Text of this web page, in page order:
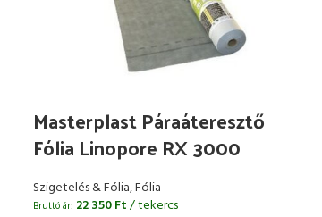
Masterplast Páraáteresztő
Fólia Linopore RX 3000
Szigetelés & Fólia,Fólia
Bruttó ár: 22 350Ft/ tekercs